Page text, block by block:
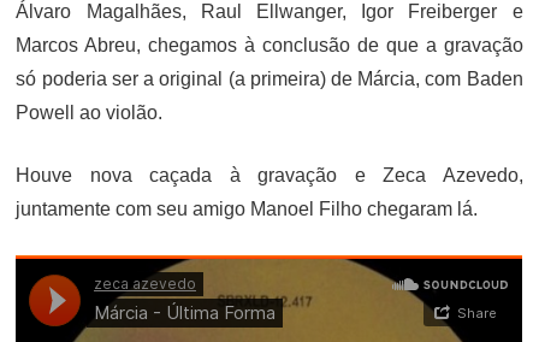
Álvaro Magalhães, Raul Ellwanger, Igor Freiberger e
Marcos Abreu, chegamos à conclusão de que a gravação
só poderia ser a original (a primeira) de Márcia, com Baden
Powell ao violão.
Houve nova caçada à gravação e Zeca Azevedo,
juntamente com seu amigo Manoel Filho chegaram lá.